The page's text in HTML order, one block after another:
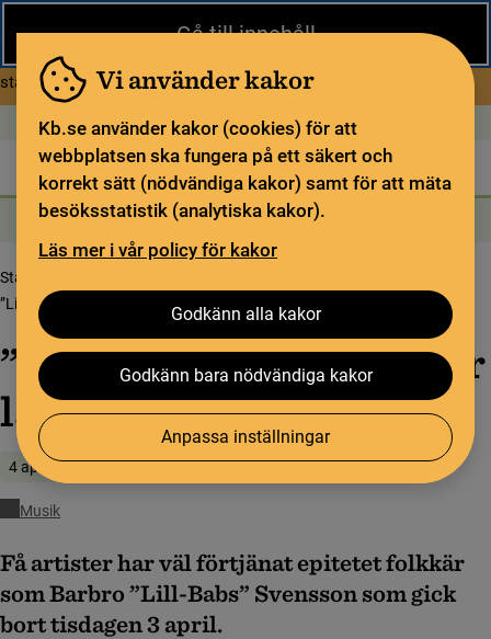
Gå till innehåll
Under sommaren har KB begränsad service och särskilda
öppettider. Vissa veckor är en del funktioner och samlingar
stängda.Läs mer om Begränsad service i sommar
Vi använder kakor
Kb.se använder kakor (cookies) för att
webbplatsen ska fungera på ett säkert och
korrekt sätt (nödvändiga kakor) samt för att mäta
besöksstatistik (analytiska kakor).
Läs mer i vår policy för kakor
Godkänn alla kakor
Godkänn bara nödvändiga kakor
Anpassa inställningar
Öppet idag: StängtIn English
Biblioteket För bibliotekssektorn Pliktleverans och ISBN
Sök Sök
Söktjänster
Startsida
”Lill-Babs” Svens­son har lämnat oss
”Lill-Babs” Svens­son har
lämnat oss
4 april 2018
Musik
Få artister har väl förtjänat epitetet folkkär
som Barbro ”Lill-Babs” Svensson som gick
bort tisdagen 3 april.